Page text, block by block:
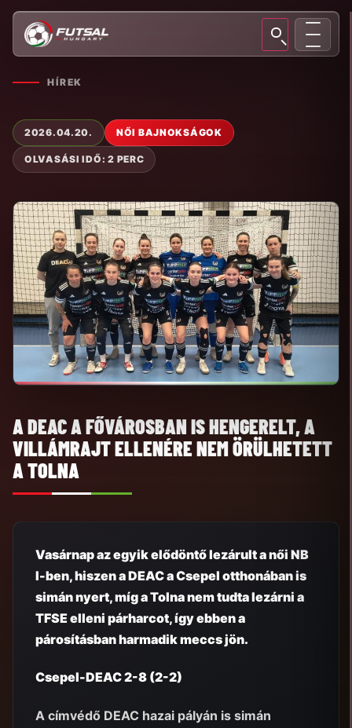
HÍREK
2026.04.20. NŐI BAJNOKSÁGOK
OLVASÁSI IDŐ: 2 PERC
A DEAC A FŐVÁROSBAN IS HENGERELT, A
VILLÁMRAJT ELLENÉRE NEM ÖRÜLHETETT
A TOLNA
Vasárnap az egyik elődöntő lezárult a női NB
I-ben, hiszen a DEAC a Csepel otthonában is
simán nyert, míg a Tolna nem tudta lezárni a
TFSE elleni párharcot, így ebben a
párosításban harmadik meccs jön.
Csepel-DEAC 2-8 (2-2)
A címvédő DEAC hazai pályán is simán